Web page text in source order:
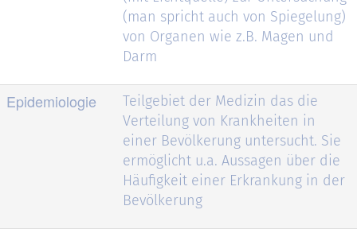
(man spricht auch von Spiegelung)
von Organen wie z.B. Magen und
Darm
Epidemiologie
Teilgebiet der Medizin das die
Verteilung von Krankheiten in
einer Bevölkerung untersucht. Sie
ermöglicht u.a. Aussagen über die
Häufigkeit einer Erkrankung in der
Bevölkerung